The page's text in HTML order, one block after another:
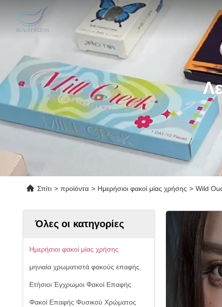
Σπίτι > προϊόντα > Ημερήσιοι φακοί μίας χρήσης > Wild
Όλες οι κατηγορίες
Ημερήσιοι φακοί μίας χρήσης
μηνιαία χρωματιστά φακούς επαφής
Ετήσιοι Έγχρωμοι Φακοί Επαφής
Φακοί Επαφής Φυσικού Χρώματος